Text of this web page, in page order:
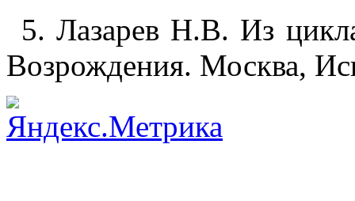
5. Лазарев Н.В. Из
Возрождения. Москва,